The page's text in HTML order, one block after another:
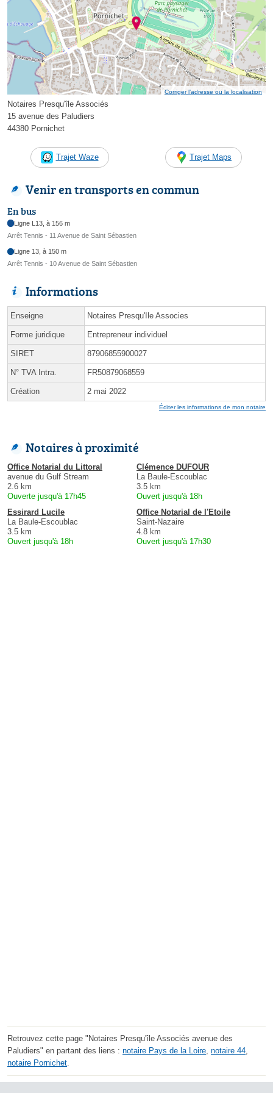
Corriger l’adresse ou la localisation
Notaires Presqu'île Associés
15 avenue des Paludiers
44380 Pornichet
Trajet Waze Trajet Maps
Venir en transports en commun
En bus
Ligne L13, à 156 m
Arrêt Tennis - 11 Avenue de Saint Sébastien
Ligne 13, à 150 m
Arrêt Tennis - 10 Avenue de Saint Sébastien
Informations
Enseigne Notaires Presqu'Ile Associes
Forme juridique Entrepreneur individuel
SIRET 87906855900027
N° TVA Intra. FR50879068559
Création 2 mai 2022
Éditer les informations de mon notaire
Notaires à proximité
Office Notarial du Littoral
avenue du Gulf Stream
2.6 km
Ouverte jusqu'à 17h45
Clémence DUFOUR
La Baule-Escoublac
3.5 km
Ouvert jusqu'à 18h
Essirard Lucile
La Baule-Escoublac
3.5 km
Ouvert jusqu'à 18h
Office Notarial de l'Etoile
Saint-Nazaire
4.8 km
Ouvert jusqu'à 17h30
Retrouvez cette page "Notaires Presqu'île Associés avenue des
Paludiers" en partant des liens : notaire Pays de la Loire, notaire 44,
notaire Pornichet.